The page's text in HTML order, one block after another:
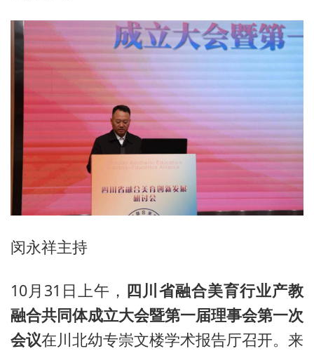
闵永祥主持
10月31日上午， 四川省融合美育行业产教
融合共同体成立大会暨第一届理事会第一次
会议在川北幼专崇文楼学术报告厅召开。来